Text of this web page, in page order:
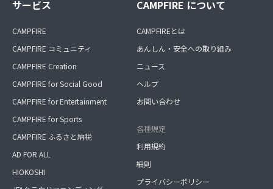
サービス
CAMPFIRE
CAMPFIRE コミュニティ
CAMPFIRE Creation
CAMPFIRE for Social Good
CAMPFIRE for Entertainment
CAMPFIRE for Sports
CAMPFIRE ふるさと納税
AD FOR ALL
HIOKOSHI
CAMPFIRE について
CAMPFIREとは
あんしん・安全への取り組み
ニュース
ヘルプ
お問い合わせ
各種規定
利用規約
細則
プライバシーポリシー